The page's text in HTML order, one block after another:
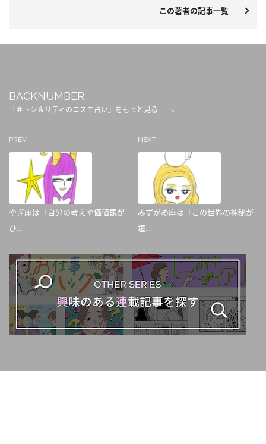
この著者の記事一覧
BACKNUMBER
「＃トシ＆リティのコスモ占い」をもっと見る
PREV
やぎ座は「自分の考えや価値観が
ひ...
NEXT
みずがめ座は「この世界の神秘が
垣...